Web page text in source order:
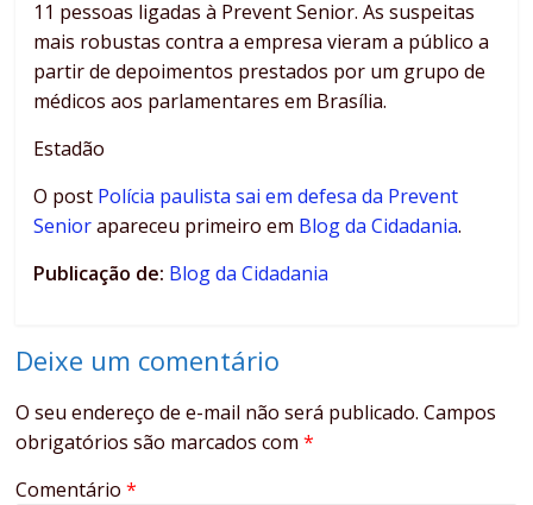
11 pessoas ligadas à Prevent Senior. As suspeitas
mais robustas contra a empresa vieram a público a
partir de depoimentos prestados por um grupo de
médicos aos parlamentares em Brasília.
Estadão
O post Polícia paulista sai em defesa da Prevent
Seniorapareceu primeiro em Blog da Cidadania.
Publicação de: Blog da Cidadania
Deixe um comentário
O seu endereço de e-mail não será publicado. Campos
obrigatórios são marcados com*
Comentário*